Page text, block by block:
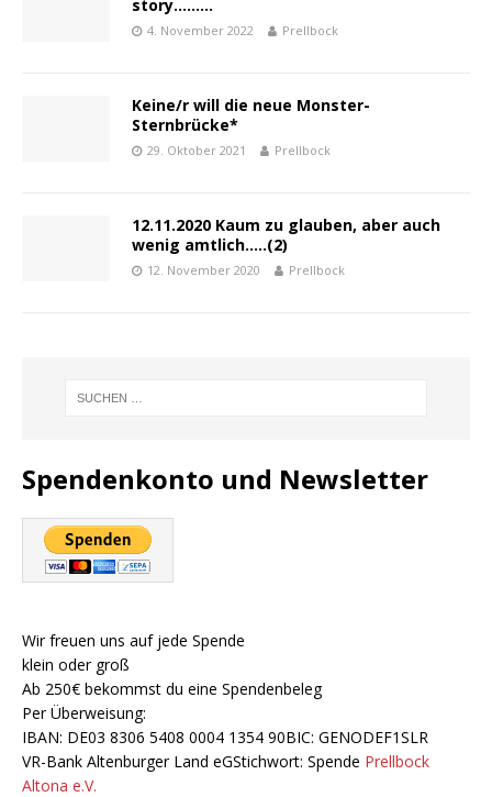
story………
4. November 2022 Prellbock
Keine/r will die neue Monster-
Sternbrücke*
29. Oktober 2021 Prellbock
12.11.2020 Kaum zu glauben, aber auch
wenig amtlich…..(2)
12. November 2020 Prellbock
Spendenkonto und Newsletter
Wir freuen uns auf jede Spende
klein oder groß
Ab 250€ bekommst du eine Spendenbeleg
Per Überweisung:
IBAN: DE03 8306 5408 0004 1354 90BIC: GENODEF1SLR
VR-Bank Altenburger Land eGStichwort: Spende Prellbock
Altona e.V.